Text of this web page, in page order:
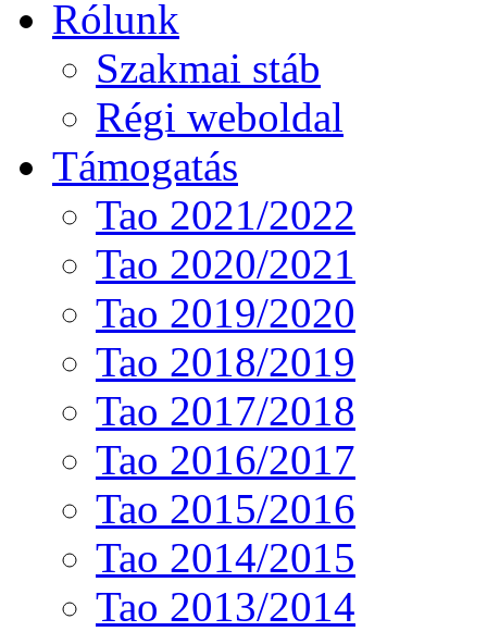
Rólunk
Szakmai stáb
Régi weboldal
Támogatás
Tao 2021/2022
Tao 2020/2021
Tao 2019/2020
Tao 2018/2019
Tao 2017/2018
Tao 2016/2017
Tao 2015/2016
Tao 2014/2015
Tao 2013/2014